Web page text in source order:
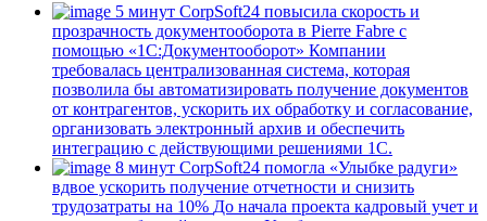
5 минут CorpSoft24 повысила скорость и
прозрачность документооборота в Pierre Fabre с
помощью «1С:Документооборот» Компании
требовалась централизованная система, которая
позволила бы автоматизировать получение документов
от контрагентов, ускорить их обработку и согласование,
организовать электронный архив и обеспечить
интеграцию с действующими решениями 1С.
8 минут CorpSoft24 помогла «Улыбке радуги»
вдвое ускорить получение отчетности и снизить
трудозатраты на 10% До начала проекта кадровый учет и